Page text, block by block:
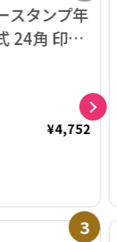
スタンプ年
24角 印面
タ入稿】
¥4,752
3